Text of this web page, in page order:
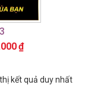
₫
kết quả duy nhất